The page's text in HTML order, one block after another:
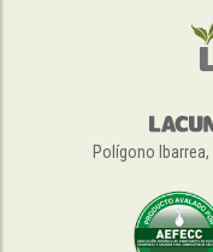
Polígono